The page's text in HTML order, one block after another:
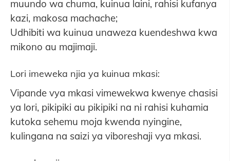
muundo wa chuma, kuinua laini, rahisi kufanya
kazi, makosa machache;
Udhibiti wa kuinua unaweza kuendeshwa kwa
mikono au majimaji.
Lori imeweka njia ya kuinua mkasi:
Vipande vya mkasi vimewekwa kwenye chasisi
ya lori, pikipiki au pikipiki na ni rahisi kuhamia
kutoka sehemu moja kwenda nyingine,
kulingana na saizi ya viboreshaji vya mkasi.